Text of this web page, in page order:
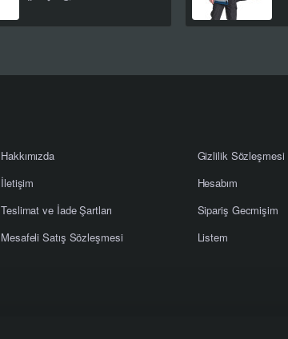
Hakkımızda
İletişim
Teslimat ve İade Şartları
Mesafeli Satış Sözleşmesi
Gizlilik Sözleşmesi
Hesabım
Sipariş Gecmişim
Listem